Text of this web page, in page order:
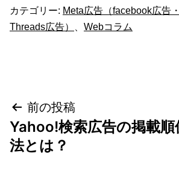
カテゴリー: Meta広告（facebook広告
Threads広告）
Webコラム
投
稿
前の投稿
Yahoo!検索広告の掲載順
法とは？